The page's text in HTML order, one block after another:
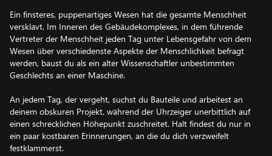
Ein finsteres, puppenartiges Wesen hat die gesamte Menschheit
versklavt. Im Inneren des Gebäudekomplexes, in dem führende
Vertreter der Menschheit jeden Tag unter Lebensgefahr von dem
Wesen über verschiedenste Aspekte der Menschlichkeit befragt
werden, baust du als ein alter Wissenschaftler unbestimmten
Geschlechts an einer Maschine.
An jedem Tag, der vergeht, suchst du Bauteile und arbeitest an
deinem obskuren Projekt, während der Uhrzeiger unerbittlich auf
einen schrecklichen Höhepunkt zuschreitet. Halt findest du nur in
ein paar kostbaren Erinnerungen, an die du dich verzweifelt
festklammerst.